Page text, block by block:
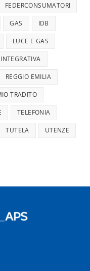
FEDERCONSUMATORI
GAS IDB
LUCE E GAS
REGGIO EMILIA
TRADITO
TELEFONIA
TUTELA UTENZE